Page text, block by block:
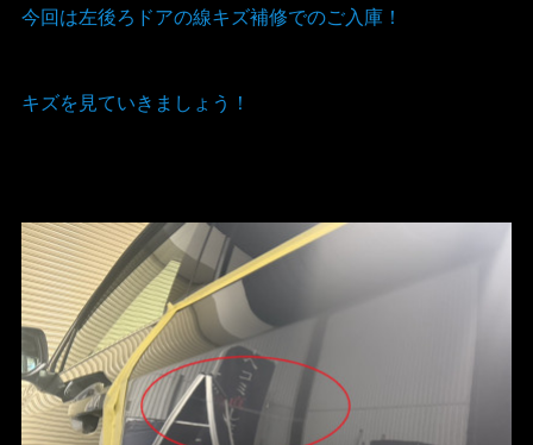
今回は左後ろドアの線キズ補修でのご入庫！
キズを見ていきましょう！